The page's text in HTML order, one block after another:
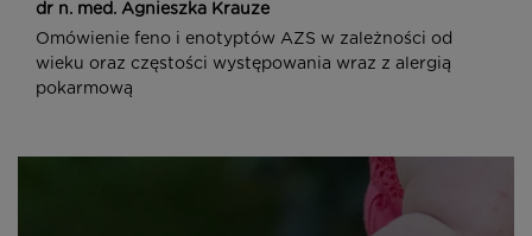
dr n. med. Agnieszka Krauze
Omówienie feno i enotyptów AZS w zależności od
wieku oraz częstości występowania wraz z alergią
pokarmową